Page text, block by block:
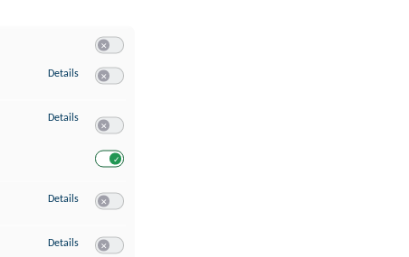
Details zu Speichern von oder Zugriff auf Informationen auf einem Endgerät
Details zu Verwendung reduzierter Daten zur Auswahl von Werbeanzeigen
Details zu Erstellung von Profilen für personalisierte Werbung
Details zu Verwendung von Profilen zur Auswahl personalisierter Werbung